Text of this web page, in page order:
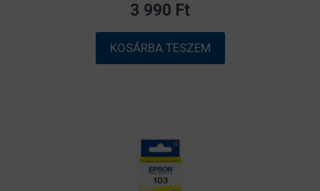
5
b
ő
l
3 990 Ft
KOSÁRBA TESZEM